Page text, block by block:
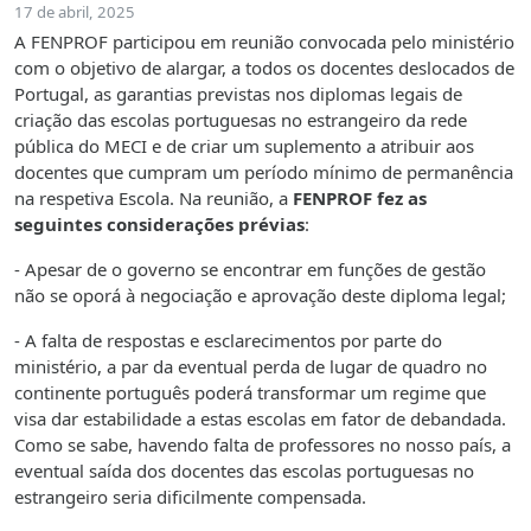
17 de abril, 2025
A FENPROF participou em reunião convocada pelo ministério
com o objetivo de alargar, a todos os docentes deslocados de
Portugal, as garantias previstas nos diplomas legais de
criação das escolas portuguesas no estrangeiro da rede
pública do MECI e de criar um suplemento a atribuir aos
docentes que cumpram um período mínimo de permanência
na respetiva Escola. Na reunião, a FENPROF fez as
seguintes considerações prévias:
- Apesar de o governo se encontrar em funções de gestão
não se oporá à negociação e aprovação deste diploma legal;
- A falta de respostas e esclarecimentos por parte do
ministério, a par da eventual perda de lugar de quadro no
continente português poderá transformar um regime que
visa dar estabilidade a estas escolas em fator de debandada.
Como se sabe, havendo falta de professores no nosso país, a
eventual saída dos docentes das escolas portuguesas no
estrangeiro seria dificilmente compensada.